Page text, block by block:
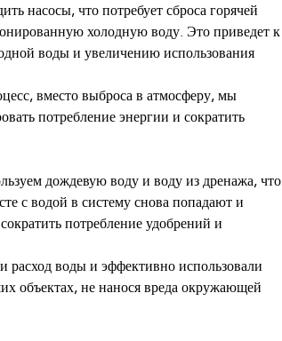
насосы, что потребует сброса горячей
холодную воду. Это приведет к
воды и увеличению использования
вместо выброса в атмосферу, мы
потребление энергии и сократить
дождевую воду и воду из дренажа, что
с водой в систему снова попадают и
потребление удобрений и
воды и эффективно использовали
объектах, не нанося вреда окружающей